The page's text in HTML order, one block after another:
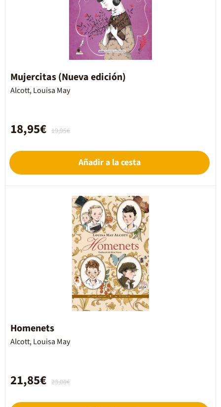
Mujercitas (Nueva edición)
Alcott, Louisa May
19,95€
18,95€
Añadir a la cesta
Homenets
Alcott, Louisa May
23,00€
21,85€